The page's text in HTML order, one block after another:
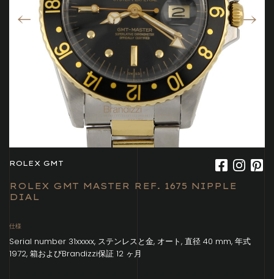
ROLEX GMT
ROLEX GMT MASTER REF. 1675 NIPPLE
DIAL
仕様
Serial number 31xxxxx, ステンレスと金, オート, 直径 40 mm, 年式
1972, 箱およびBrandizzi保証 12 ヶ月